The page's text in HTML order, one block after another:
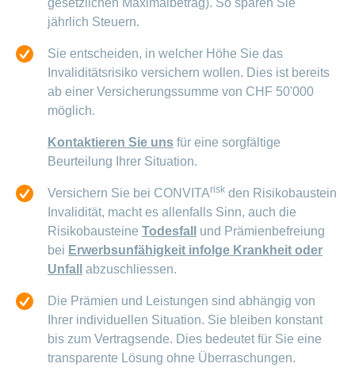
gesetzlichen Maximalbetrag). So sparen Sie
jährlich Steuern.
Sie entscheiden, in welcher Höhe Sie das
Invaliditätsrisiko versichern wollen. Dies ist bereits
ab einer Versicherungssumme von CHF 50'000
möglich.
Kontaktieren Sie uns für eine sorgfältige
Beurteilung Ihrer Situation.
Versichern Sie bei CONVITArisk den Risikobaustein
Invalidität, macht es allenfalls Sinn, auch die
Risikobausteine Todesfall
und Prämienbefreiung
bei Erwerbsunfähigkeit infolge Krankheit oder
Unfall
abzuschliessen.
Die Prämien und Leistungen sind abhängig von
Ihrer individuellen Situation. Sie bleiben konstant
bis zum Vertragsende. Dies bedeutet für Sie eine
transparente Lösung ohne Überraschungen.